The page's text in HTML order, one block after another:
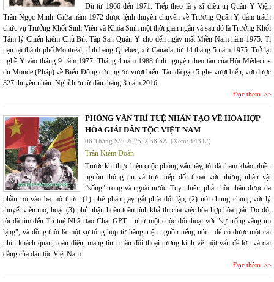
Dù từ 1966 đến 1971. Tiếp theo là y sĩ điều trị Quân Y Viện
Trần Ngọc Minh. Giữa năm 1972 được lệnh thuyên chuyển về Trường Quân Y, đảm trách
chức vụ Trưởng Khối Sinh Viên và Khóa Sinh một thời gian ngắn và sau đó là Trưởng Khối
Tâm lý Chiến kiêm Chủ Bút Tập San Quân Y cho đến ngày mất Miền Nam năm 1975. Tị
nạn tại thành phố Montréal, tỉnh bang Québec, xứ Canada, từ 14 tháng 5 năm 1975. Trở lại
nghề Y vào tháng 9 năm 1977. Tháng 4 năm 1988 tình nguyện theo tàu của Hội Médecins
du Monde (Pháp) về Biển Đông cứu người vượt biển. Tàu đã gặp 5 ghe vượt biển, vớt được
327 thuyền nhân. Nghỉ hưu từ đầu tháng 3 năm 2016.
Đọc thêm
PHỎNG VẤN TRÍ TUỆ NHÂN TẠO VỀ HÒA HỢP
HÒA GIẢI DÂN TỘC VIỆT NAM
06 Tháng Sáu 2025 2:58 SA (Xem: 14342)
Trần Kiêm Đoàn
Trước khi thực hiện cuộc phỏng vấn này, tôi đã tham khảo nhiều
nguồn thông tin và trực tiếp đối thoại với những nhân vật
“sống” trong và ngoài nước. Tuy nhiên, phản hồi nhận được đa
phần rơi vào ba mô thức: (1) phê phán gay gắt phía đối lập, (2) nói chung chung với lý
thuyết viễn mơ, hoặc (3) phủ nhận hoàn toàn tính khả thi của việc hòa hợp hòa giải. Do đó,
tôi đã tìm đến Trí tuệ Nhân tạo Chat GPT – như một cuộc đối thoại với "sự trống vắng im
lặng", và đồng thời là một sự tổng hợp từ hàng triệu nguồn tiếng nói – để có được một cái
nhìn khách quan, toàn diện, mang tinh thần đối thoại tương kính về một vấn đề lớn và dai
dẳng của dân tộc Việt Nam.
Đọc thêm